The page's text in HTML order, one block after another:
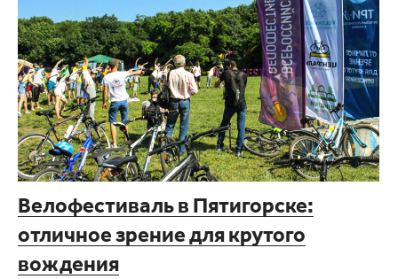
Велофестиваль в Пятигорске:
отличное зрение для крутого
вождения